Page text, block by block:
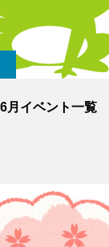
月イベント一覧